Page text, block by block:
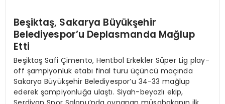
Beşiktaş, Sakarya Büyükşehir
Belediyespor’u Deplasmanda Mağlup
Etti
Beşiktaş Safi Çimento, Hentbol Erkekler Süper Lig play-
off şampiyonluk etabı final turu üçüncü maçında
Sakarya Büyükşehir Belediyespor’u 34-33 mağlup
ederek şampiyonluğa ulaştı. Siyah-beyazlı ekip,